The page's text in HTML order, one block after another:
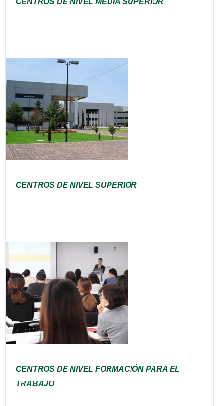
CENTROS DE NIVEL MEDIA SUPERIOR
CENTROS DE NIVEL SUPERIOR
CENTROS DE NIVEL FORMACIÓN PARA EL
TRABAJO